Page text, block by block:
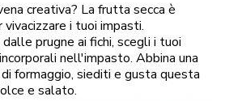
creativa? La frutta secca è
i tuoi impasti.
prugne ai fichi, scegli i tuoi
nell'impasto. Abbina una
formaggio, siediti e gusta questa
e salato.